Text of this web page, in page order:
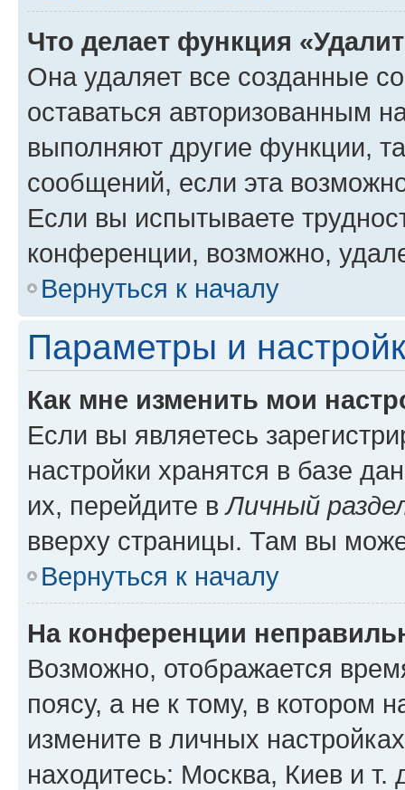
Что делает функция
Она удаляет все созданные
оставаться авторизованным
выполняют другие функции,
сообщений, если эта
Если вы испытываете
конференции, возможно,
Вернуться к началу
Параметры и
Как мне изменить мои
Если вы являетесь
настройки хранятся в базе
их, перейдите вЛичный
вверху страницы. Там вы
Вернуться к началу
На конференции
Возможно, отображается
поясу, а не к тому, в котором
измените в личных
находитесь: Москва, Киев и т.